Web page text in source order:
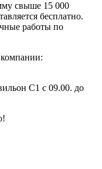
свыше 15 000
бесплатно.
работы по
С1 с 09.00. до